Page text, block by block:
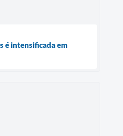
é intensificada em